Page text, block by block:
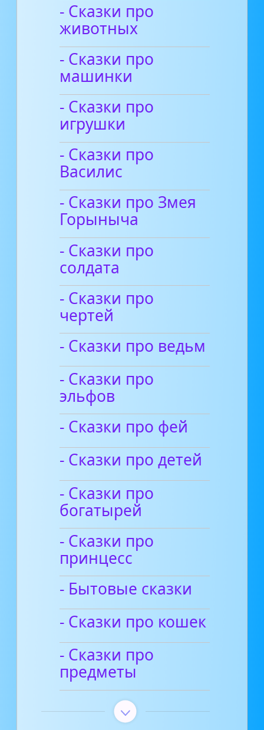
- Сказки про
животных
- Сказки про
машинки
- Сказки про
игрушки
- Сказки про
Василис
- Сказки про Змея
Горыныча
- Сказки про
солдата
- Сказки про
чертей
- Сказки про ведьм
- Сказки про
эльфов
- Сказки про фей
- Сказки про детей
- Сказки про
богатырей
- Сказки про
принцесс
- Бытовые сказки
- Сказки про кошек
- Сказки про
предметы